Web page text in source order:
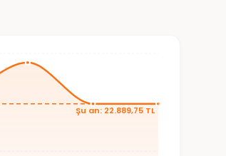
Şu an: 22.889,75 TL